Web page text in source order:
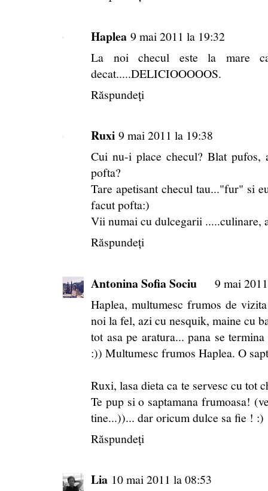
Haplea 9 mai 2011 la 19:32
La noi checul este la mare
decat.....DELICIOOOOOS.
Răspundeți
Ruxi 9 mai 2011 la 19:38
Cui nu-i place checul? Blat
pofta?
Tare apetisant checul tau..."fur" si
facut pofta:)
Vii numai cu dulcegarii .....culinare,
Răspundeți
Antonina Sofia Sociu
9 mai
Haplea, multumesc frumos de
noi la fel, azi cu nesquik, maine cu
tot asa pe aratura... pana se
:)) Multumesc frumos Haplea. O
Ruxi, lasa dieta ca te servesc cu tot
Te pup si o saptamana frumoasa!
tine...))... dar oricum dulce sa fie ! :)
Răspundeți
Lia 10 mai 2011 la 08:53